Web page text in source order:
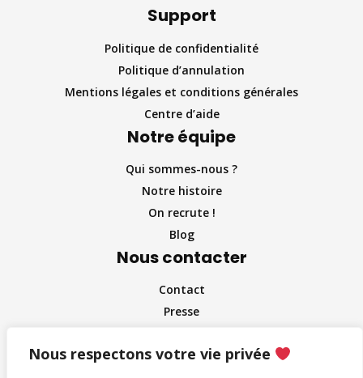
Nous respectons votre vie privée
Support
Politique de confidentialité
Politique d’annulation
Mentions légales et conditions générales
Centre d’aide
Notre équipe
Qui sommes-nous ?
Notre histoire
On recrute !
Blog
Nous contacter
Contact
Presse
Influenceurs